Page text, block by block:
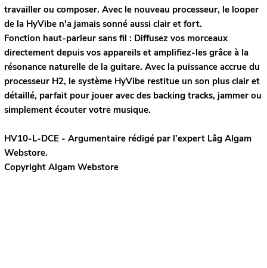
travailler ou composer. Avec le nouveau processeur, le looper
de la HyVibe n'a jamais sonné aussi clair et fort.
Fonction haut-parleur sans fil : Diffusez vos morceaux
directement depuis vos appareils et amplifiez-les grâce à la
résonance naturelle de la guitare. Avec la puissance accrue du
processeur H2, le système HyVibe restitue un son plus clair et
détaillé, parfait pour jouer avec des backing tracks, jammer ou
simplement écouter votre musique.
HV10-L-DCE - Argumentaire rédigé par l’expert LâgAlgam
Webstore.
Copyright Algam Webstore